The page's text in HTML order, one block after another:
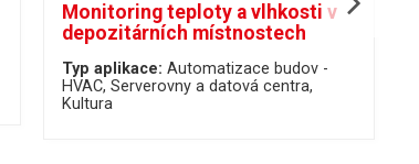
Monitoring teploty a vlhkosti v
depozitárních místnostech
Typ aplikace: Automatizace budov -
HVAC Serverovny a datová centra
Kultura